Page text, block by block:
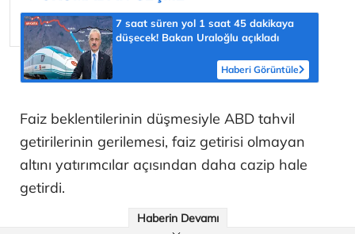
7 saat süren yol 1 saat 45 dakikaya
düşecek! Bakan Uraloğlu açıkladı
Haberi Görüntüle
Faiz beklentilerinin düşmesiyle ABD tahvil
getirilerinin gerilemesi, faiz getirisi olmayan
altını yatırımcılar açısından daha cazip hale
getirdi.
Haberin Devamı